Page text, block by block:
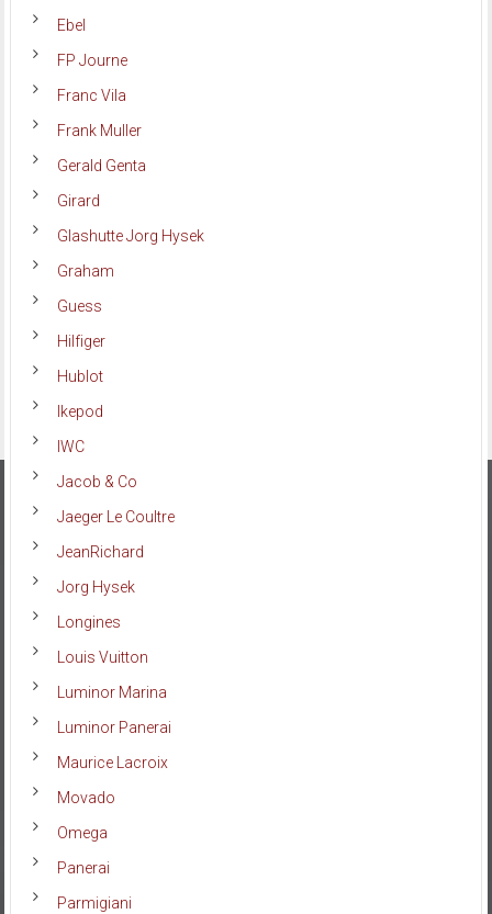
Ebel
FP Journe
Franc Vila
Frank Muller
Gerald Genta
Girard
Glashutte Jorg Hysek
Graham
Guess
Hilfiger
Hublot
Ikepod
IWC
Jacob & Co
Jaeger Le Coultre
JeanRichard
Jorg Hysek
Longines
Louis Vuitton
Luminor Marina
Luminor Panerai
Maurice Lacroix
Movado
Omega
Panerai
Parmigiani